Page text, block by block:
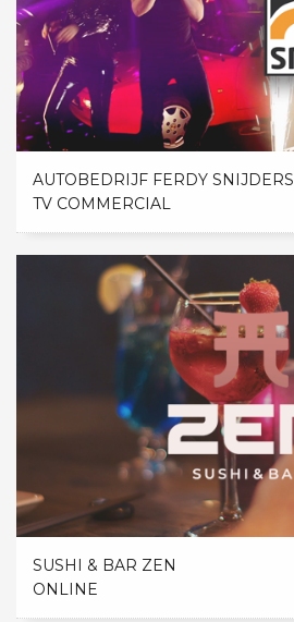
AUTOBEDRIJF FERDY SNIJDERS
TV COMMERCIAL
SUSHI & BAR ZEN
ONLINE